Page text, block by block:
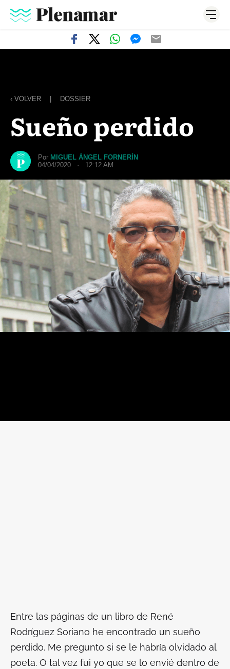
‹ VOLVER DOSSIER
Sueño perdido
Por MIGUEL ÁNGEL FORNERÍN
04/04/2020 · 12:12 AM
Entre las páginas de un libro de René
Rodríguez Soriano he encontrado un sueño
perdido. Me pregunto si se le habría olvidado al
poeta. O tal vez fui yo que se lo envié dentro de